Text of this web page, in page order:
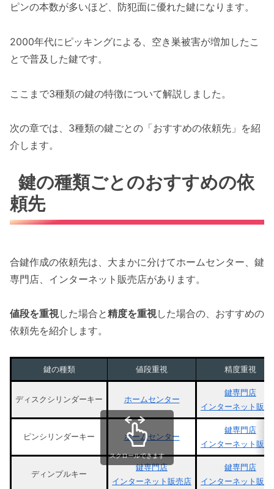
ピンの本数が多いほど、防犯面に優れた鍵になります。
2000年代にピッキングによる、空き巣被害が増加したこ
とで普及した鍵です。
ここまで3種類の鍵の特徴について解説しました。
次の章では、3種類の鍵ごとの「おすすめの依頼先」を紹
介します。
鍵の種類ごとのおすすめの依
頼先
合鍵作成の依頼先は、大まかに分けてホームセンター、鍵
専門店、インターネット販売店があります。
値段を重視した場合と精度を重視した場合の、おすすめの
依頼先を紹介します。
鍵の種類 値段重視 精度重視
ディスクシリンダーキー ホームセンター
鍵専門店
インターネット販売
ピンシリンダーキー ホームセンター
鍵専門店
インターネット販売
ディンプルキー
鍵専門店
インターネット販売店
鍵専門店
インターネット販売
スクロールできます